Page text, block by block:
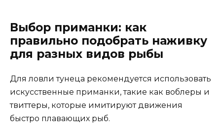
Выбор приманки: как
правильно подобрать наживку
для разных видов рыбы
Для ловли тунеца рекомендуется использовать
искусственные приманки, такие как воблеры и
твиттеры, которые имитируют движения
быстро плавающих рыб.